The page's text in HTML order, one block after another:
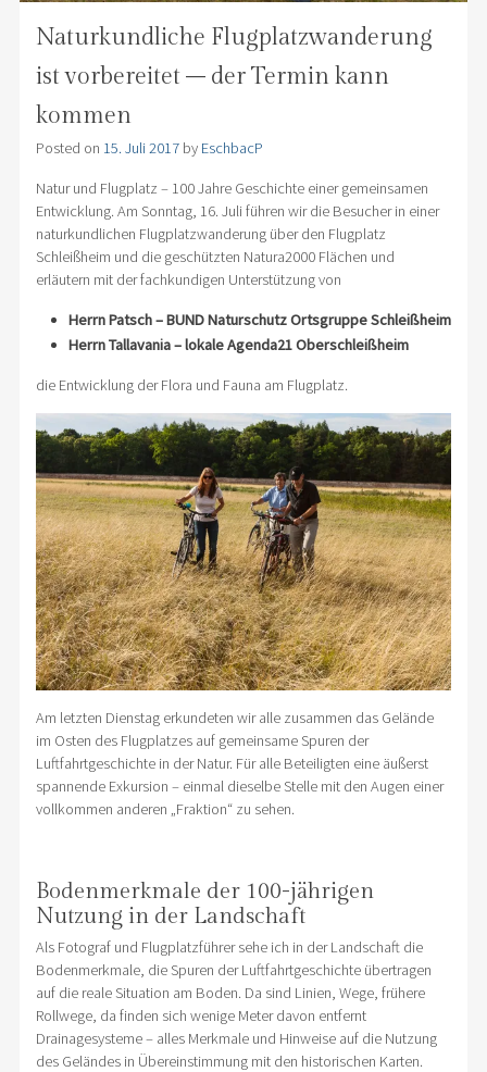
Naturkundliche Flugplatzwanderung
ist vorbereitet – der Termin kann
kommen
Posted on 15. Juli 2017by EschbacP
Natur und Flugplatz – 100 Jahre Geschichte einer gemeinsamen
Entwicklung. Am Sonntag, 16. Juli führen wir die Besucher in einer
naturkundlichen Flugplatzwanderung über den Flugplatz
Schleißheim und die geschützten Natura2000 Flächen und
erläutern mit der fachkundigen Unterstützung von
Herrn Patsch – BUND Naturschutz Ortsgruppe Schleißheim
Herrn Tallavania – lokale Agenda21 Oberschleißheim
die Entwicklung der Flora und Fauna am Flugplatz.
Am letzten Dienstag erkundeten wir alle zusammen das Gelände
im Osten des Flugplatzes auf gemeinsame Spuren der
Luftfahrtgeschichte in der Natur. Für alle Beteiligten eine äußerst
spannende Exkursion – einmal dieselbe Stelle mit den Augen einer
vollkommen anderen „Fraktion“ zu sehen.
Bodenmerkmale der 100-jährigen
Nutzung in der Landschaft
Als Fotograf und Flugplatzführer sehe ich in der Landschaft die
Bodenmerkmale, die Spuren der Luftfahrtgeschichte übertragen
auf die reale Situation am Boden. Da sind Linien, Wege, frühere
Rollwege, da finden sich wenige Meter davon entfernt
Drainagesysteme – alles Merkmale und Hinweise auf die Nutzung
des Geländes in Übereinstimmung mit den historischen Karten.